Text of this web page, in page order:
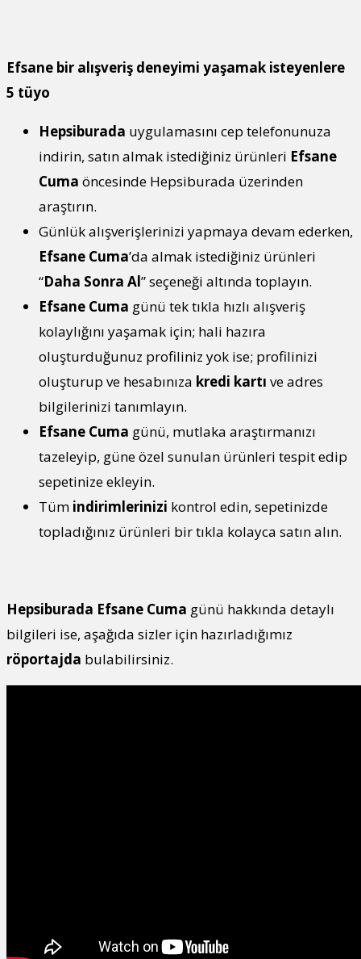
Efsane bir alışveriş deneyimi yaşamak isteyenlere
5 tüyo
Hepsiburada uygulamasını cep telefonunuza
indirin, satın almak istediğiniz ürünleri Efsane
Cuma öncesinde Hepsiburada üzerinden
araştırın.
Günlük alışverişlerinizi yapmaya devam ederken,
Efsane Cuma’da almak istediğiniz ürünleri
“Daha Sonra Al” seçeneği altında toplayın.
Efsane Cuma günü tek tıkla hızlı alışveriş
kolaylığını yaşamak için; hali hazıra
oluşturduğunuz profiliniz yok ise; profilinizi
oluşturup ve hesabınıza kredi kartı ve adres
bilgilerinizi tanımlayın.
Efsane Cuma günü, mutlaka araştırmanızı
tazeleyip, güne özel sunulan ürünleri tespit edip
sepetinize ekleyin.
Tüm indirimlerinizi kontrol edin, sepetinizde
topladığınız ürünleri bir tıkla kolayca satın alın.
Hepsiburada Efsane Cuma günü hakkında detaylı
bilgileri ise, aşağıda sizler için hazırladığımız
röportajda bulabilirsiniz.